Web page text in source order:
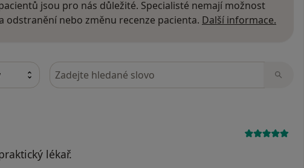
jsou pro nás důležité. Specialisté nemají možnost
odstranění nebo změnu recenze pacienta. Další informace.
Hledejte v názorech
lékař.